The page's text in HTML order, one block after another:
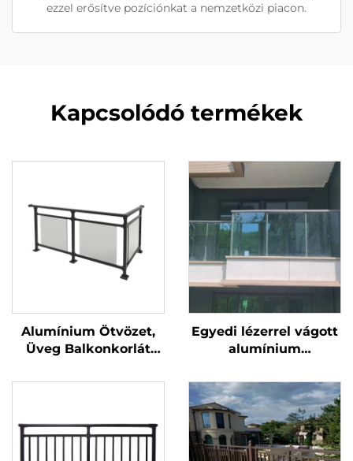
ezzel erősítve pozíciónkat a nemzetközi piacon.
Kapcsolódó termékek
Alumínium Ötvözet,
Üveg Balkonkorlát
Tervezés Nézetvédővel
Egyedi lézerrel vágott
alumínium
kialakítása, kültéri
porcelánozott
összecsukható
korlátrendszer